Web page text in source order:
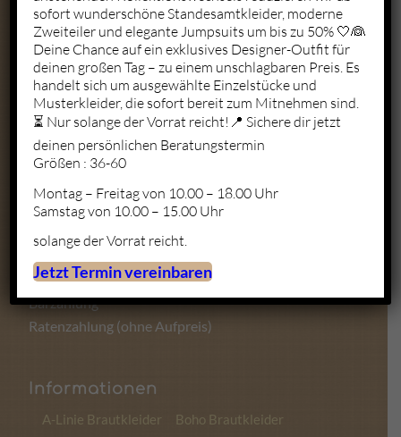
ganz individuell nach vorherigerTerminabsprache
Mo. – Fr.: 10:00 – 19:00
Sa.: 10:00 – 18:00
So.: Geschlossen
Zahlungsmöglichkeiten
Sofortüberweisung
Barzahlung
Ratenzahlung (ohne Aufpreis)
Informationen
A-Linie Brautkleider
Boho Brautkleider
sofort wunderschöne Standesamtkleider, moderne
Zweiteiler und elegante Jumpsuits um bis zu 50% 🤍👰
Deine Chance auf ein exklusives Designer-Outfit für
deinen großen Tag – zu einem unschlagbaren Preis. Es
handelt sich um ausgewählte Einzelstücke und
Musterkleider, die sofort bereit zum Mitnehmen sind.
⏳ Nur solange der Vorrat reicht!📍 Sichere dir jetzt
deinen persönlichen Beratungstermin
Größen : 36-60
Montag – Freitag von 10.00 – 18.00 Uhr
Samstag von 10.00 – 15.00 Uhr
solange der Vorrat reicht.
Jetzt Termin vereinbaren